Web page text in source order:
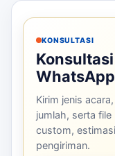
KONSULTASI
Kirim jenis
jumlah, serta
custom,
pengiriman.